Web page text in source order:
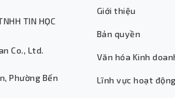
TIN HỌC
Co., Ltd.
Phường Bến
Giới thiệu
Bản quyền
Văn hóa Kinh
Lĩnh vực hoạt động